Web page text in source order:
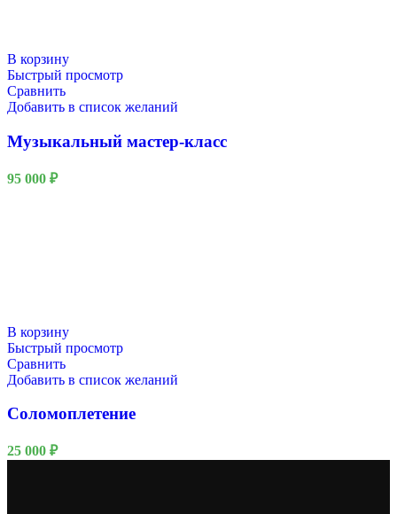
В корзину
Быстрый просмотр
Сравнить
Добавить в список желаний
Музыкальный мастер-класс
95 000 ₽
В корзину
Быстрый просмотр
Сравнить
Добавить в список желаний
Соломоплетение
25 000 ₽